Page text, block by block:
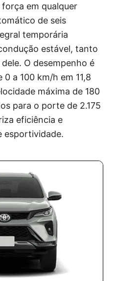
em qualquer
de seis
temporária
estável, tanto
O desempenho é
a 100 km/h em 11,8
máxima de 180
para o porte de 2.175
eficiência e
esportividade.